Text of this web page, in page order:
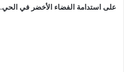
على استدامة الفضاء الأخضر في الحي.